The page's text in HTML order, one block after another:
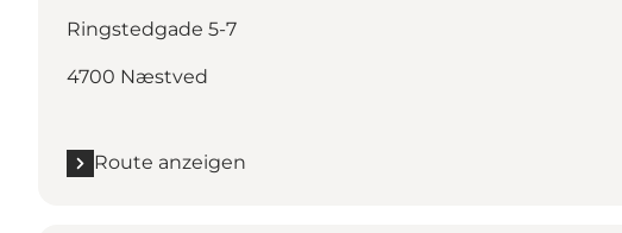
Ringstedgade 5-7
4700 Næstved
Route anzeigen